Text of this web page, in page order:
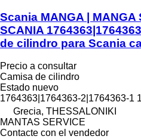
Scania MANGA | MANGA
SCANIA
de cilindro para Scania
Precio a consultar
Camisa de cilindro
Estado nuevo
1764363|1764363-2|1764363-1
Grecia, THESSALONIKI
MANTAS SERVICE
Contacte con el vendedor